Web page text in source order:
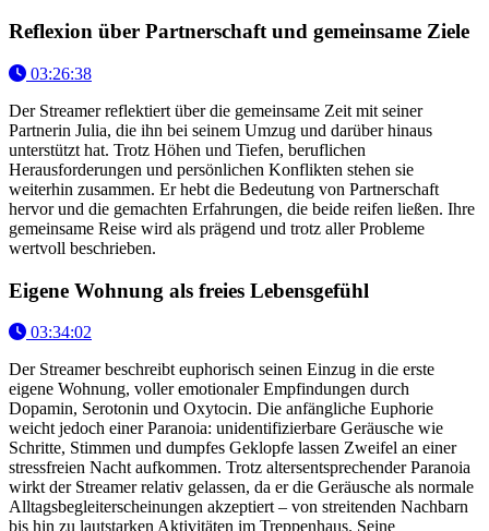
Reflexion über Partnerschaft und gemeinsame Ziele
03:26:38
Der Streamer reflektiert über die gemeinsame Zeit mit seiner
Partnerin Julia, die ihn bei seinem Umzug und darüber hinaus
unterstützt hat. Trotz Höhen und Tiefen, beruflichen
Herausforderungen und persönlichen Konflikten stehen sie
weiterhin zusammen. Er hebt die Bedeutung von Partnerschaft
hervor und die gemachten Erfahrungen, die beide reifen ließen. Ihre
gemeinsame Reise wird als prägend und trotz aller Probleme
wertvoll beschrieben.
Eigene Wohnung als freies Lebensgefühl
03:34:02
Der Streamer beschreibt euphorisch seinen Einzug in die erste
eigene Wohnung, voller emotionaler Empfindungen durch
Dopamin, Serotonin und Oxytocin. Die anfängliche Euphorie
weicht jedoch einer Paranoia: unidentifizierbare Geräusche wie
Schritte, Stimmen und dumpfes Geklopfe lassen Zweifel an einer
stressfreien Nacht aufkommen. Trotz altersentsprechender Paranoia
wirkt der Streamer relativ gelassen, da er die Geräusche als normale
Alltagsbegleiterscheinungen akzeptiert – von streitenden Nachbarn
bis hin zu lautstarken Aktivitäten im Treppenhaus. Seine